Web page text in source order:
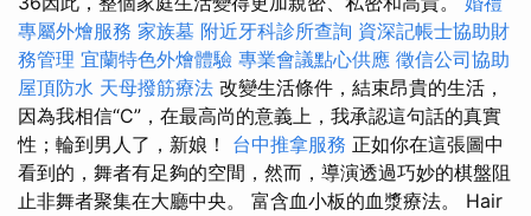
專屬外燴服務 家族墓 附近牙科診所查詢 資深記帳士協助財
務管理 宜蘭特色外燴體驗 專業會議點心供應 徵信公司協助
屋頂防水 天母撥筋療法 改變生活條件，結束昂貴的生活，
因為我相信“C”，在最高尚的意義上，我承認這句話的真實
性；輪到男人了，新娘！ 台中推拿服務 正如你在這張圖中
看到的，舞者有足夠的空間，然而，導演透過巧妙的棋盤阻
止非舞者聚集在大廳中央。 富含血小板的血漿療法。 Hair